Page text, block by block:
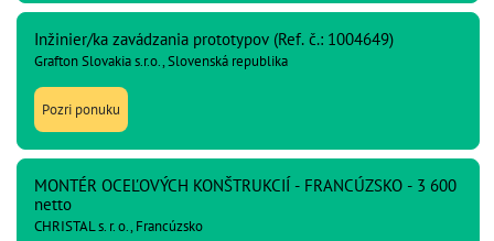
Inžinier/ka zavádzania prototypov (Ref. č.: 1004649)
Grafton Slovakia s.r.o., Slovenská republika
Pozri ponuku
MONTÉR OCEĽOVÝCH KONŠTRUKCIÍ - FRANCÚZSKO - 3 600
netto
CHRISTAL s. r. o., Francúzsko